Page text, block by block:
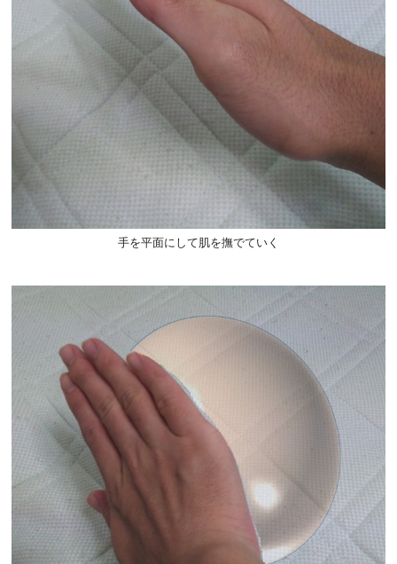
手を平面にして肌を撫でていく